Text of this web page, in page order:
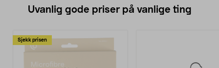
Uvanlig gode priser på vanlige ting
Sjekk prisen